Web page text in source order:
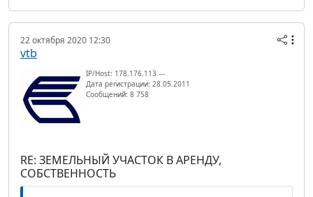
22 октября 2020 12:30
vtb
IP/Host: 178.176.113.---
Дата регистрации: 28.05.2011
Сообщений: 8 758
RE: ЗЕМЕЛЬНЫЙ УЧАСТОК В АРЕНДУ,
СОБСТВЕННОСТЬ